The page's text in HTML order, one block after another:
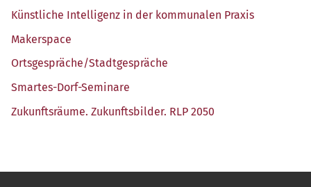
Künst­li­che Intel­li­genz in der kom­mu­na­len Praxis
Maker­space
Ortsgespräche/​Stadtgespräche
Smar­tes-Dorf-Semi­na­re
Zukunfts­räu­me. Zukunfts­bil­der. RLP 2050